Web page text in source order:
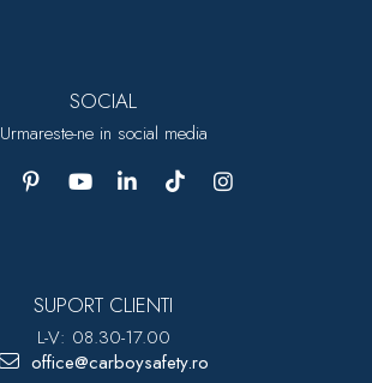
SOCIAL
Urmareste-ne in social media
SUPORT CLIENTI
L-V: 08.30-17.00
office@carboysafety.ro